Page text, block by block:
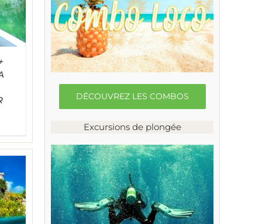
DÉCOUVREZ LES COMBOS
Excursions de plongée